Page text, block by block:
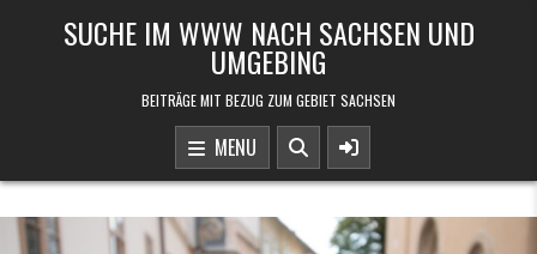
SUCHE IM WWW NACH SACHSEN UND
UMGEBING
BEITRÄGE MIT BEZUG ZUM GEBIET SACHSEN
MENU